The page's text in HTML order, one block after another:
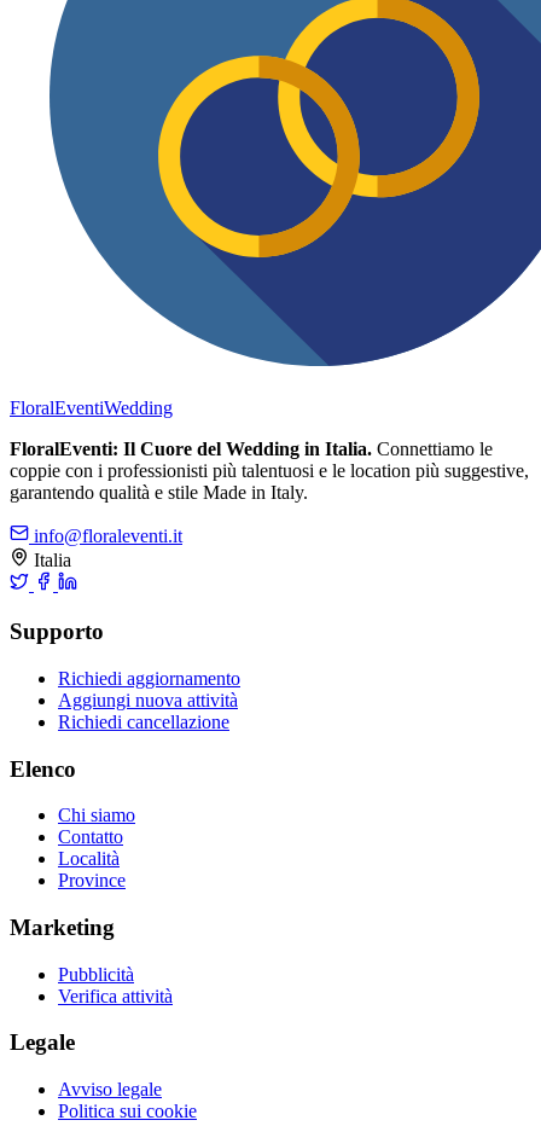
FloralEventiWedding
FloralEventi: Il Cuore del Wedding in Italia. Connettiamo le
coppie con i professionisti più talentuosi e le location più suggestive,
garantendo qualità e stile Made in Italy.
info@floraleventi.it
Italia
Supporto
Richiedi aggiornamento
Aggiungi nuova attività
Richiedi cancellazione
Elenco
Chi siamo
Contatto
Località
Province
Marketing
Pubblicità
Verifica attività
Legale
Avviso legale
Politica sui cookie